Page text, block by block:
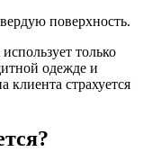
поверхность.
только
одежде и
клиента страхуется